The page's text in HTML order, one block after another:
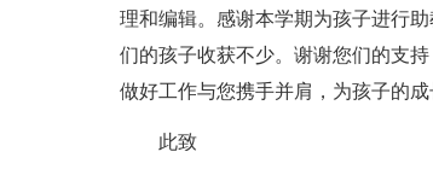
理和编辑。感谢本学期为孩子进行
们的孩子收获不少。谢谢您们的支
做好工作与您携手并肩，为孩子的
此致